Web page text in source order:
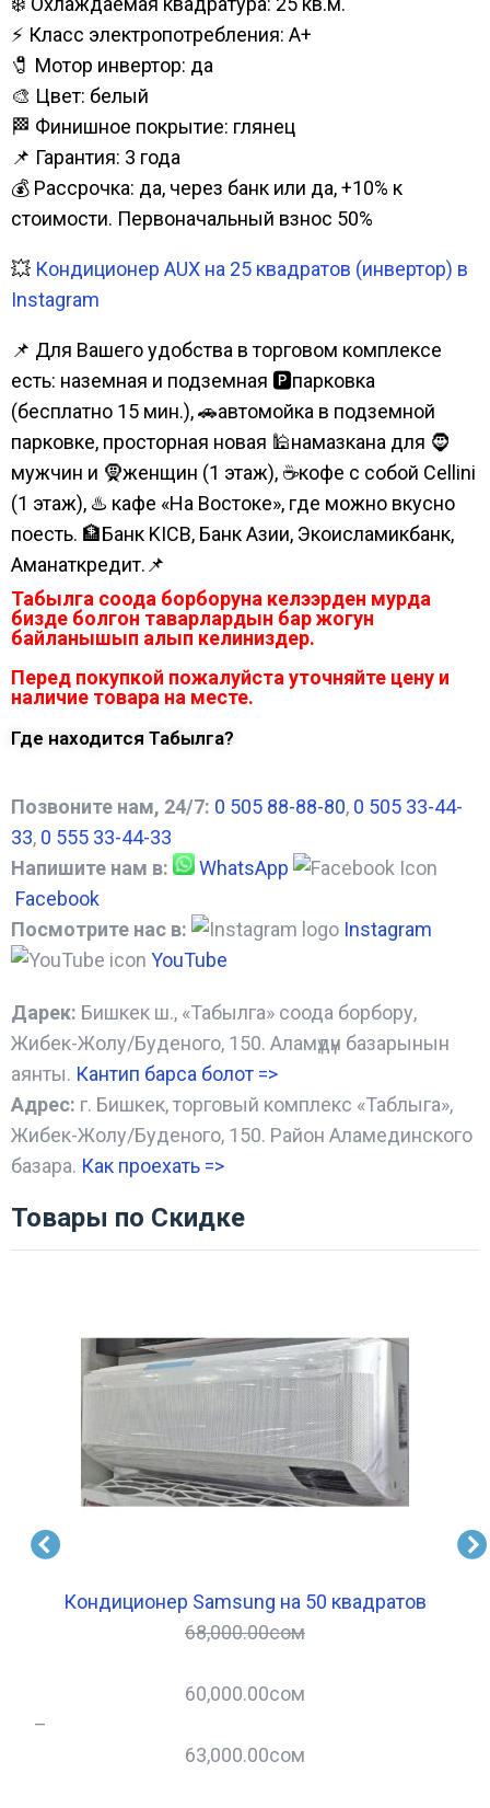
⚡ Класс электропотребления: А+
🧷 Мотор инвертор: да
🎨 Цвет: белый
🏁 Финишное покрытие: глянец
📌 Гарантия: 3 года
💰 Рассрочка: да, через банк или да, +10% к
стоимости. Первоначальный взнос 50%
💥 Кондиционер AUX на 25 квадратов (инвертор) в
Instagram
📌 Для Вашего удобства в торговом комплексе
есть: наземная и подземная 🅿парковка
(бесплатно 15 мин.), 🚗автомойка в подземной
парковке, просторная новая 🕌намазкана для 🧔
мужчин и 🧕женщин (1 этаж), ☕кофе с собой Cellini
(1 этаж), ♨️ кафе «На Востоке», где можно вкусно
поесть. 🏦Банк KICB, Банк Азии, Экоисламикбанк,
Аманаткредит.📌
Табылга соода борборуна келээрден мурда
бизде болгон таварлардын бар жогун
байланышып алып келиниздер.
Перед покупкой пожалуйста уточняйте цену и
наличие товара на месте.
Где находится Табылга?
Позвоните нам, 24/7: 0 505 88-88-80, 0 505 33-44-
33, 0 555 33-44-33
Напишите нам в:
WhatsApp
Facebook
Посмотрите нас в:
Instagram
YouTube
Дарек: Бишкек ш., «Табылга» соода борбору,
Жибек-Жолу/Буденого, 150. Аламүдүн базарынын
аянты. Кантип барса болот =>
Адрес: г. Бишкек, торговый комплекс «Таблыга»,
Жибек-Жолу/Буденого, 150. Район Аламединского
базара. Как проехать =>
Товары по Скидке
Кондиционер Samsung на 50 квадратов
68,000.00сом
60,000.00сом
–
63,000.00сом